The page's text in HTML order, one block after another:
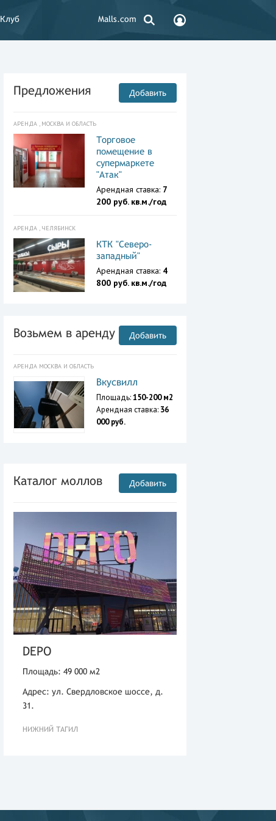
Клуб Malls.com
Предложения Добавить
АРЕНДА , МОСКВА И ОБЛАСТЬ
Торговое
помещение в
супермаркете
"Атак"
Арендная ставка: 7
200 руб. кв.м./год
АРЕНДА , ЧЕЛЯБИНСК
КТК "Северо-
западный"
Арендная ставка: 4
800 руб. кв.м./год
Возьмем в аренду Добавить
АРЕНДА МОСКВА И ОБЛАСТЬ
Вкусвилл
Площадь:150-200 м2
Арендная ставка: 36
000 руб.
Каталог моллов Добавить
DEPO
Площадь: 49 000 м2
Адрес: ул. Свердловское шоссе, д.
31.
НИЖНИЙ ТАГИЛ